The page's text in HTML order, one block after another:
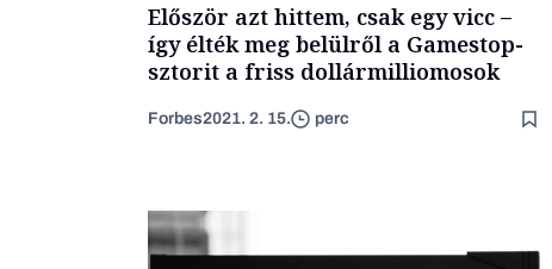
Először azt hittem, csak egy vicc –
így élték meg belülről a Gamestop-
sztorit a friss dollármilliomosok
Forbes2021. 2. 15. perc